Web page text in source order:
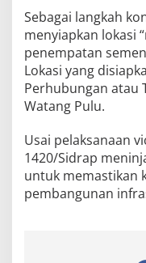
Sebagai langkah
menyiapkan lokasi
penempatan
Lokasi yang
Perhubungan atau
Watang Pulu.
Usai pelaksanaan
1420/Sidrap
untuk memastikan
pembangunan